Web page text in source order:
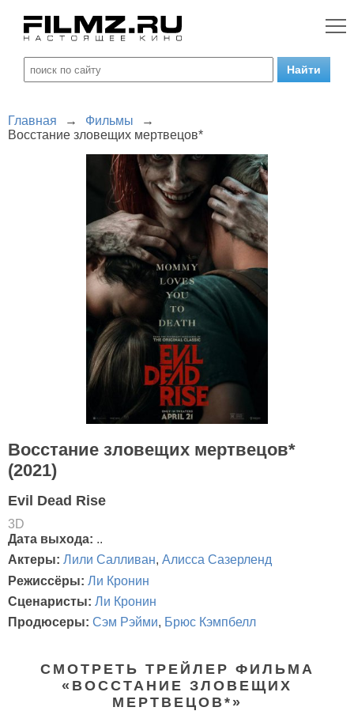
Главная → Фильмы
→
Восстание зловещих мертвецов*
Восстание зловещих мертвецов*
(2021)
Evil Dead Rise
3D
Дата выхода: ..
Актеры: Лили Салливан, Алисса Сазерленд
Режиссёры: Ли Кронин
Сценаристы: Ли Кронин
Продюсеры: Сэм Рэйми, Брюс Кэмпбелл
СМОТРЕТЬ ТРЕЙЛЕР ФИЛЬМА
«ВОССТАНИЕ ЗЛОВЕЩИХ
МЕРТВЕЦОВ*»